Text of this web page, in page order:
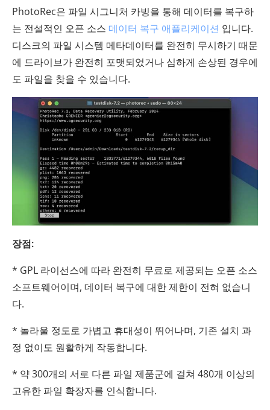
PhotoRec은 파일 시그니처 카빙을 통해 데이터를 복구하
는 전설적인 오픈 소스 데이터 복구 애플리케이션 입니다.
디스크의 파일 시스템 메타데이터를 완전히 무시하기 때문
에 드라이브가 완전히 포맷되었거나 심하게 손상된 경우에
도 파일을 찾을 수 있습니다.
장점:
* GPL 라이선스에 따라 완전히 무료로 제공되는 오픈 소스
소프트웨어이며, 데이터 복구에 대한 제한이 전혀 없습니
다.
* 놀라울 정도로 가볍고 휴대성이 뛰어나며, 기존 설치 과
정 없이도 원활하게 작동합니다.
* 약 300개의 서로 다른 파일 제품군에 걸쳐 480개 이상의
고유한 파일 확장자를 인식합니다.